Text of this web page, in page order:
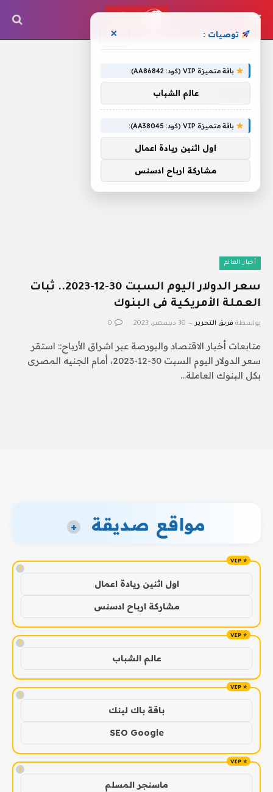
أخبار العالم
سعر الدولار اليوم السبت 30-12-2023.. ثبات
العملة الأمريكية فى البنوك
بواسطة فريق التحرير 30 ديسمبر، 2023 0
متابعات أخبار الاقتصاد والبورصة عبر اشراق الأرباح:: استقر
سعر الدولار اليوم السبت 30-12-2023، أمام الجنيه المصرى
بكل البنوك العاملة…
مواقع صديقة +
!
اول اثنين ريادة اعمال
مشاركة ارباح ادسنس
!
عالم الشباب
!
باقة باك لينك
SEO Google
!
ماسنجر المسلم
توصيات : ×
باقة متميزة VIP (كود: AA86842):
عالم الشباب
باقة متميزة VIP (كود: AA38045):
اول اثنين ريادة اعمال
مشاركة ارباح ادسنس